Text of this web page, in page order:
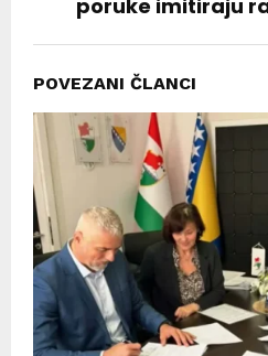
poruke imitiraju
POVEZANI ČLANCI